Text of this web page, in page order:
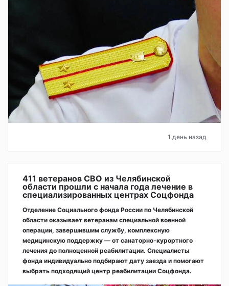
1 день назад
411 ветеранов СВО из Челябинской
области прошли с начала года лечение в
специализированных центрах Соцфонда
Отделение Социального фонда России по Челябинской
области оказывает ветеранам специальной военной
операции, завершившим службу, комплексную
медицинскую поддержку — от санаторно-курортного
лечения до полноценной реабилитации. Специалисты
фонда индивидуально подбирают дату заезда и помогают
выбрать подходящий центр реабилитации Соцфонда.